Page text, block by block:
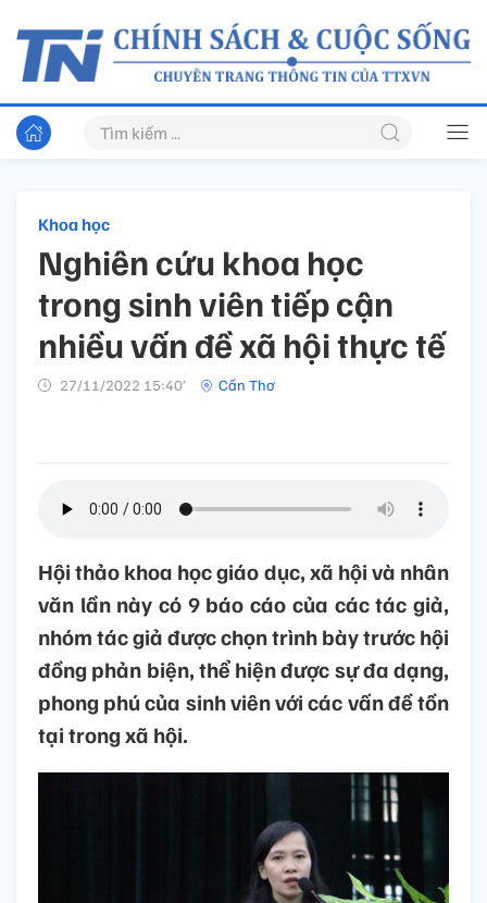
Khoa học
Nghiên cứu khoa học
trong sinh viên tiếp cận
nhiều vấn đề xã hội thực tế
27/11/2022 15:40’ Cần Thơ
Hội thảo khoa học giáo dục, xã hội và nhân
văn lần này có 9 báo cáo của các tác giả,
nhóm tác giả được chọn trình bày trước hội
đồng phản biện, thể hiện được sự đa dạng,
phong phú của sinh viên với các vấn đề tồn
tại trong xã hội.